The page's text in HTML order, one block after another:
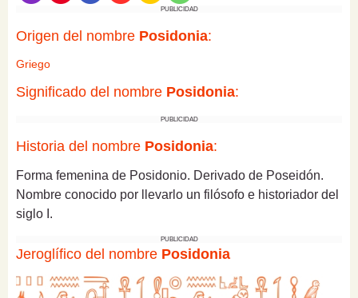
PUBLICIDAD
Origen del nombre Posidonia:
Griego
Significado del nombre Posidonia:
PUBLICIDAD
Historia del nombre Posidonia:
Forma femenina de Posidonio. Derivado de Poseidón.
Nombre conocido por llevarlo un filósofo e historiador del
siglo I.
PUBLICIDAD
Jeroglífico del nombre Posidonia